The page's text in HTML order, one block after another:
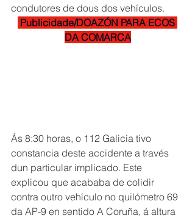
condutores de dous dos vehículos.
Publicidade/DOAZÓN PARA ECOS
DA COMARCA
Ás 8:30 horas, o 112 Galicia tivo
constancia deste accidente a través
dun particular implicado. Este
explicou que acababa de colidir
contra outro vehículo no quilómetro 69
da AP-9 en sentido A Coruña, á altura